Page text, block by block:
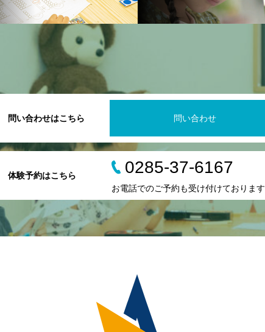
問い合わせはこちら 問い合わせ
体験予約はこちら 0285-37-6167
お電話でのご予約も受け付けております